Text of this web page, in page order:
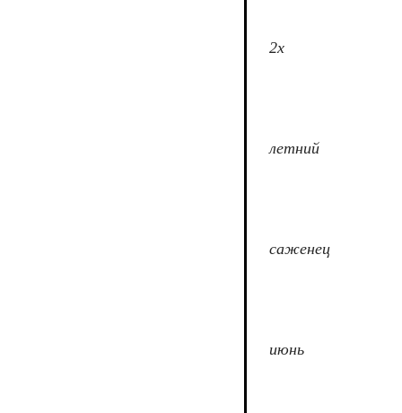
2х
летний
саженец
июнь